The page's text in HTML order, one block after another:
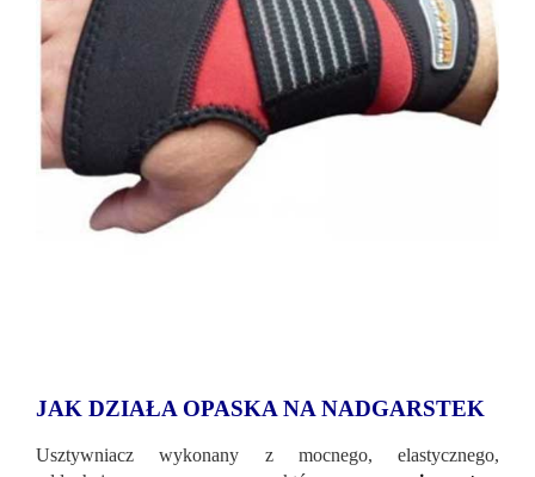
JAK DZIAŁA OPASKA NA NADGARSTEK
Usztywniacz wykonany z mocnego, elastycznego,